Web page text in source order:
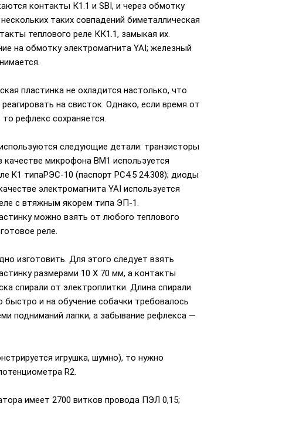
контакты К1.1 и SBI, и через обмотку
таких совпадений биметаллическая
теплового реле КК1.1, замыкая их.
на обмотку электромагнита YAI; железный
пластинка не охладится настолько, что
на свисток. Однако, если время от
рефлекс сохраняется.
следующие детали: транзисторы
микрофона ВМ1 используется
K1 типаРЭС-10 (паспорт РС4.5 24.308); диоды
электромагнита YAI используется
с втяжным якорем типа ЭП-1.
можно взять от любого теплового
реле.
изготовить. Для этого следует взять
размерами 10 Х 70 мм, а контакты
спирали от электроплитки. Длина спирали
и на обучение собачки требовалось
подниманий лапки, а забывание рефлекса —
игрушка, шумно), то нужно
R2.
имеет 2700 витков провода ПЭЛ 0,15;